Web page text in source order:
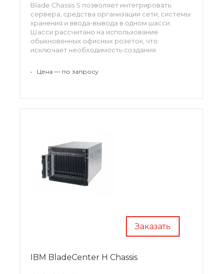
Blade Chassis S позволяет интегрировать
сервера, средства организации сети, системы
хранения и ввода-вывода в одном шасси.
Шасси рассчитано на использование
обыкновенных офисных розеток, что
исключает необходимость создания
• Цена — по запросу
Заказать
IBM BladeCenter H Chassis